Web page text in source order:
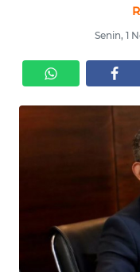
Senin, 1
KRIMINAL
EKUIN
INTERNASIONAL